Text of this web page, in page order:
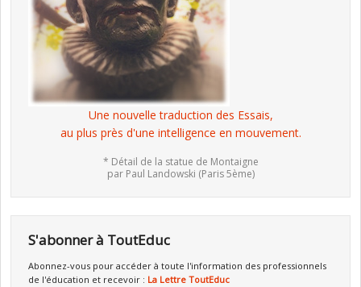
Une nouvelle traduction des Essais,
au plus près d'une intelligence en mouvement.
* Détail de la statue de Montaigne
par Paul Landowski (Paris 5ème)
S'abonner à ToutEduc
Abonnez-vous pour accéder à toute l'information des professionnels
de l'éducation et recevoir : La Lettre ToutEduc